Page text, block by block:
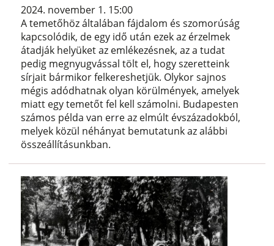
2024. november 1. 15:00
A temetőhöz általában fájdalom és szomorúság
kapcsolódik, de egy idő után ezek az érzelmek
átadják helyüket az emlékezésnek, az a tudat
pedig megnyugvással tölt el, hogy szeretteink
sírjait bármikor felkereshetjük. Olykor sajnos
mégis adódhatnak olyan körülmények, amelyek
miatt egy temetőt fel kell számolni. Budapesten
számos példa van erre az elmúlt évszázadokból,
melyek közül néhányat bemutatunk az alábbi
összeállításunkban.